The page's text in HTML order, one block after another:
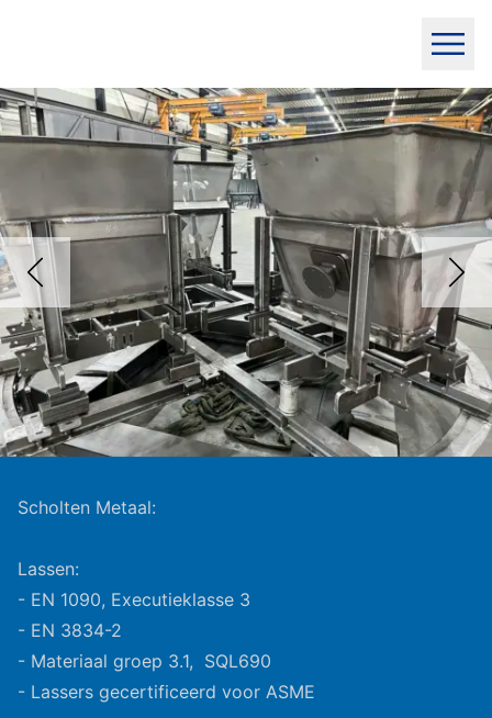
Scholten Metaal:
Lassen:
- EN 1090, Executieklasse 3
- EN 3834-2
- Materiaal groep 3.1, SQL690
- Lassers gecertificeerd voor ASME